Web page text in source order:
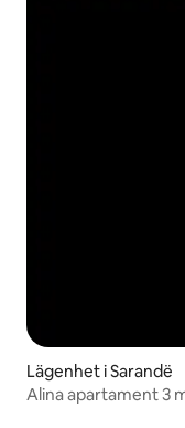
Lägenhet i Sarandë
Alina apartament 3